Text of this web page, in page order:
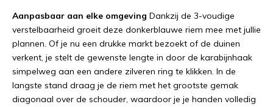
Aanpasbaar aan elke omgeving Dankzij de 3-voudige
verstelbaarheid groeit deze donkerblauwe riem mee met jullie
plannen. Of je nu een drukke markt bezoekt of de duinen
verkent, je stelt de gewenste lengte in door de karabijnhaak
simpelweg aan een andere zilveren ring te klikken. In de
langste stand draag je de riem met het grootste gemak
diagonaal over de schouder, waardoor je je handen volledig